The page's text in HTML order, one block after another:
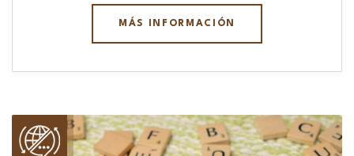
MÁS INFORMACIÓN